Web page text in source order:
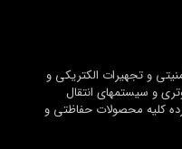
و تجهیرات الکتریکی و
و سیستمهای انتقال
کلیه محصولات حفاظتی و